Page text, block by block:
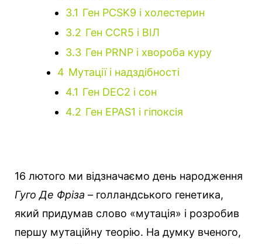
3.1 Ген PCSK9 і холестерин
3.2 Ген CCR5 і ВІЛ
3.3 Ген PRNP і хвороба куру
4 Мутації і надздібності
4.1 Ген DEC2 і сон
4.2 Ген EPAS1 і гіпоксія
16 лютого ми відзначаємо день народження
Гуго Де Фріза – голландського генетика,
який придумав слово «мутація» і розробив
першу мутаційну теорію. На думку вченого,